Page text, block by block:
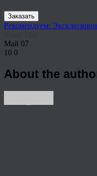
Заказать
Рекомендуем:
Май 07
10 0
About the